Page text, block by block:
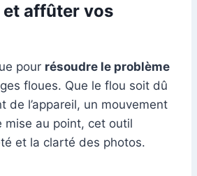
et affûter vos
pour résoudre le problème
floues. Que le flou soit dû
de l’appareil, un mouvement
mise au point, cet outil
et la clarté des photos.